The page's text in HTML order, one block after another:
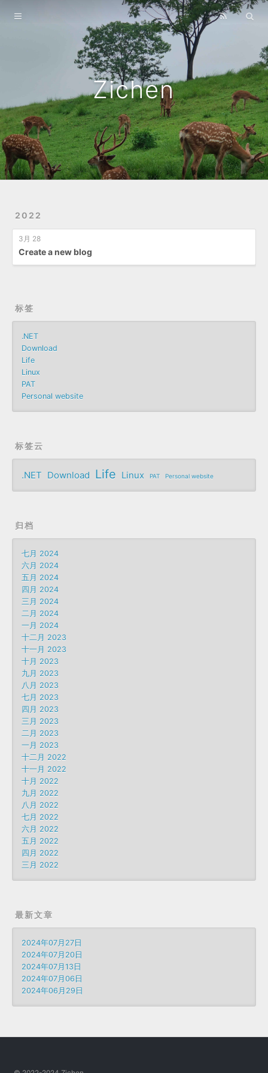
Zichen
2022
3月 28
Create a new blog
标签
.NET
Download
Life
Linux
PAT
Personal website
标签云
.NET Download Life Linux PAT Personal website
归档
七月 2024
六月 2024
五月 2024
四月 2024
三月 2024
二月 2024
一月 2024
十二月 2023
十一月 2023
十月 2023
九月 2023
八月 2023
七月 2023
四月 2023
三月 2023
二月 2023
一月 2023
十二月 2022
十一月 2022
十月 2022
九月 2022
八月 2022
七月 2022
六月 2022
五月 2022
四月 2022
三月 2022
最新文章
2024年07月27日
2024年07月20日
2024年07月13日
2024年07月06日
2024年06月29日
Home